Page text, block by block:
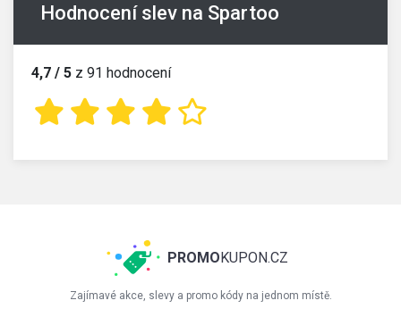
Hodnocení slev na Spartoo
4,7 / 5 z 91 hodnocení
PROMOKUPON.CZ
Zajímavé akce, slevy a promo kódy na jednom místě.